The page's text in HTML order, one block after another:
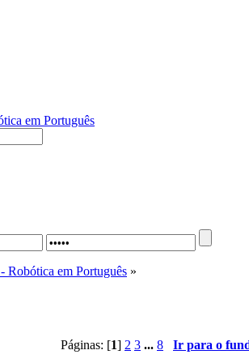
em Português
Robótica em Português »
Páginas: [1] 2 3 ... 8
Ir para o